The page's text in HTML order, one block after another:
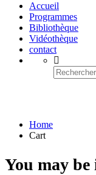
Accueil
Programmes
Bibliothèque
Vidéothèque
contact
Home
Cart
You may